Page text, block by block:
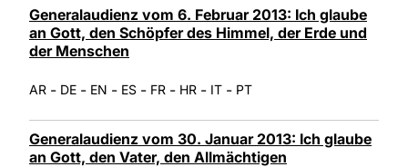
Generalaudienz vom 6. Februar 2013: Ich glaube
an Gott, den Schöpfer des Himmel, der Erde und
der Menschen
AR - DE - EN - ES - FR - HR - IT - PT
Generalaudienz vom 30. Januar 2013: Ich glaube
an Gott, den Vater, den Allmächtigen